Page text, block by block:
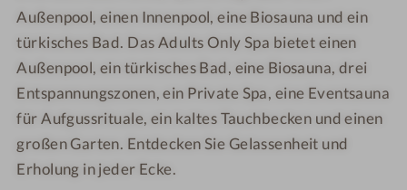
Außenpool, einen Innenpool, eine Biosauna und ein
türkisches Bad. Das Adults Only Spa bietet einen
Außenpool, ein türkisches Bad, eine Biosauna, drei
Entspannungszonen, ein Private Spa, eine Eventsauna
für Aufgussrituale, ein kaltes Tauchbecken und einen
großen Garten. Entdecken Sie Gelassenheit und
Erholung in jeder Ecke.